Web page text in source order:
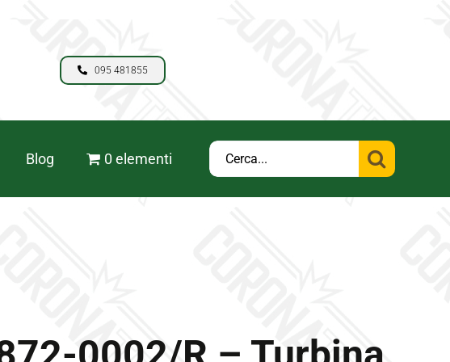
095 481855
Blog 0 elementi
Cerca
per: